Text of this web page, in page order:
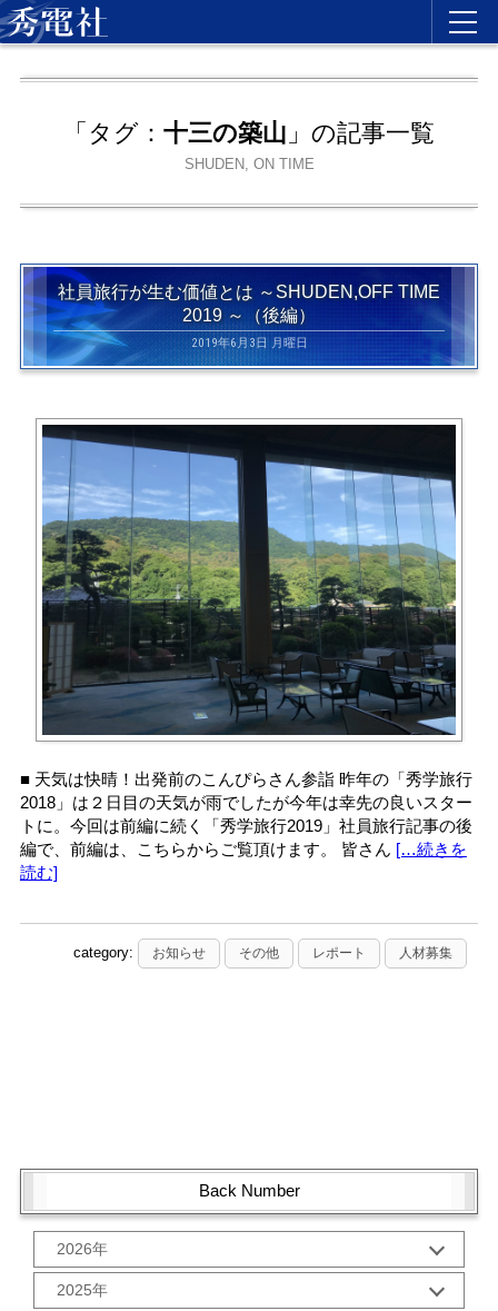
「タグ： 十三の築山 」の記事一覧
SHUDEN, ON TIME
社員旅行が生む価値とは ～SHUDEN,OFF TIME
2019 ～（後編）
2019年6月3日 月曜日
■ 天気は快晴！出発前のこんぴらさん参詣 昨年の「秀学旅行
2018」は２日目の天気が雨でしたが今年は幸先の良いスター
トに。今回は前編に続く「秀学旅行2019」社員旅行記事の後
編で、前編は、こちらからご覧頂けます。 皆さん […続きを
読む]
category: お知らせ その他 レポート 人材募集
Back Number
2026年
1月 (1)
2025年